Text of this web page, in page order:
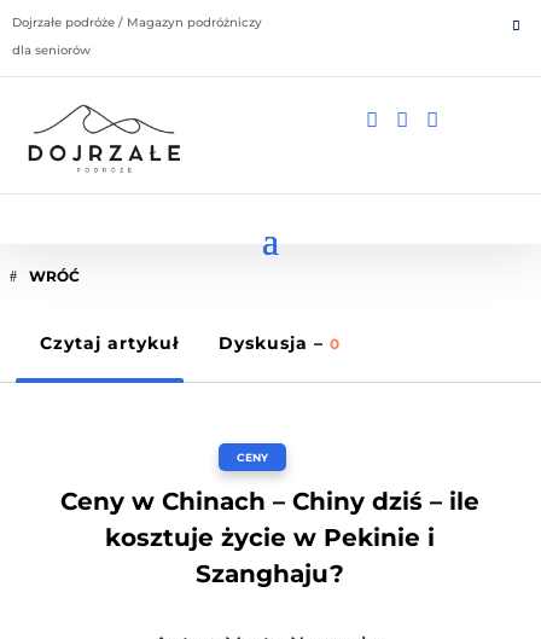
Dojrzałe podróże / Magazyn podróżniczy
dla seniorów
  
WRÓĆ
Czytaj artykuł Dyskusja – 0
CENY
Ceny w Chinach – Chiny dziś – ile
kosztuje życie w Pekinie i
Szanghaju?